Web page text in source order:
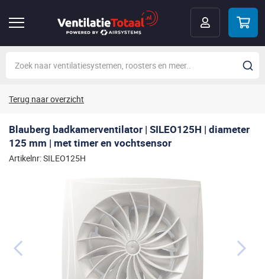
Terug naar overzicht
Blauberg badkamerventilator | SILEO125H | diameter
125 mm | met timer en vochtsensor
Artikelnr: SILEO125H